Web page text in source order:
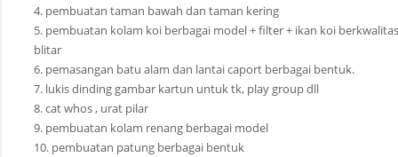
4. pembuatan taman bawah dan taman kering
5. pembuatan kolam koi berbagai model + filter + ikan koi
blitar
6. pemasangan batu alam dan lantai caport berbagai bentuk.
7. lukis dinding gambar kartun untuk tk, play group dll
8. cat whos , urat pilar
9. pembuatan kolam renang berbagai model
10. pembuatan patung berbagai bentuk